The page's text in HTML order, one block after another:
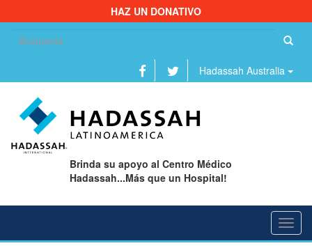
HAZ UN DONATIVO
Hadassah Australia
Brinda su apoyo al Centro Médico
Hadassah...Más que un Hospital!